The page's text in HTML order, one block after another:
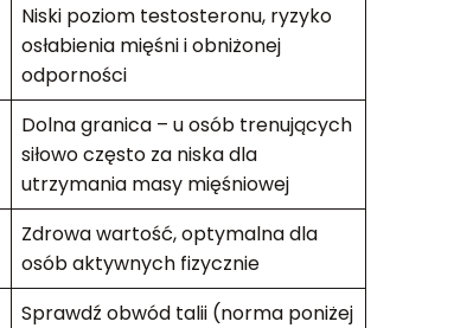
Niski poziom testosteronu, ryzyko
osłabienia mięśni i obniżonej
odporności
Dolna granica – u osób trenujących
siłowo często za niska dla
utrzymania masy mięśniowej
Zdrowa wartość, optymalna dla
osób aktywnych fizycznie
Sprawdź obwód talii (norma poniżej